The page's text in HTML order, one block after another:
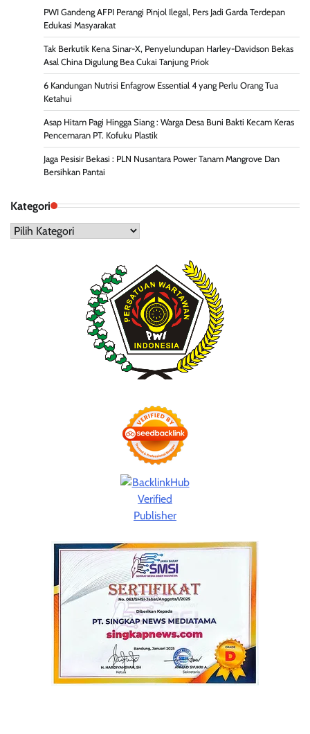
PWI Gandeng AFPI Perangi Pinjol Ilegal, Pers Jadi Garda Terdepan
Edukasi Masyarakat
Tak Berkutik Kena Sinar-X, Penyelundupan Harley-Davidson Bekas
Asal China Digulung Bea Cukai Tanjung Priok
6 Kandungan Nutrisi Enfagrow Essential 4 yang Perlu Orang Tua
Ketahui
Asap Hitam Pagi Hingga Siang : Warga Desa Buni Bakti Kecam Keras
Pencemaran PT. Kofuku Plastik
Jaga Pesisir Bekasi : PLN Nusantara Power Tanam Mangrove Dan
Bersihkan Pantai
Kategori
Kategori